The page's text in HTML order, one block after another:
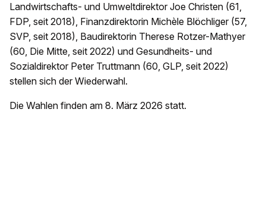
Landwirtschafts- und Umweltdirektor Joe Christen (61,
FDP, seit 2018), Finanzdirektorin Michèle Blöchliger (57,
SVP, seit 2018), Baudirektorin Therese Rotzer-Mathyer
(60, Die Mitte, seit 2022) und Gesundheits- und
Sozialdirektor Peter Truttmann (60, GLP, seit 2022)
stellen sich der Wiederwahl.
Die Wahlen finden am 8. März 2026 statt.